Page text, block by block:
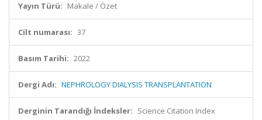
Yayın Türü: Makale / Özet
Cilt numarası: 37
Basım Tarihi: 2022
Dergi Adı: NEPHROLOGY DIALYSIS TRANSPLANTATION
Derginin Tarandığı İndeksler: Science Citation Index